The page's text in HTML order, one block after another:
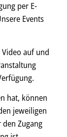
per E-
Events
auf und
hat, können
jeweiligen
Zugang